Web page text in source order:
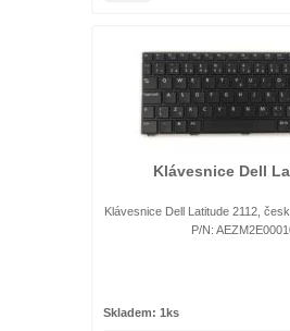
Klávesnice Dell
Klávesnice Dell Latitude 2112,
P/N:
Skladem: 1ks